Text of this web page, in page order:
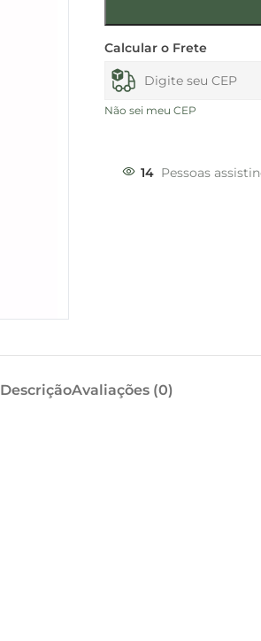
Calcular o Frete
Não sei meu CEP
14 Pessoas
DescriçãoAvaliações (0)